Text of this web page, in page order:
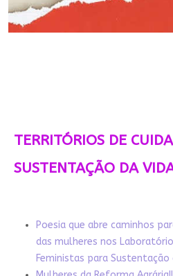
TERRITÓRIOS DE
SUSTENTAÇÃO DA
Poesia que abre caminhos
das mulheres nos
Feministas para Sustentação